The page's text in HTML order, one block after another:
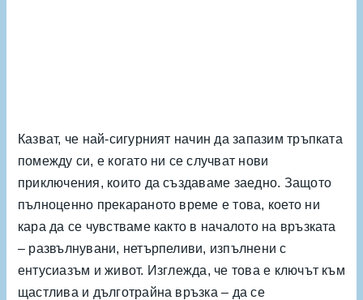
Казват, че най-сигурният начин да запазим тръпката
помежду си, е когато ни се случват нови
приключения, които да създаваме заедно. Защото
пълноценно прекараното време е това, което ни
кара да се чувстваме както в началото на връзката
– развълнувани, нетърпеливи, изпълнени с
ентусиазъм и живот. Изглежда, че това е ключът към
щастлива и дълготрайна връзка – да се